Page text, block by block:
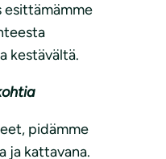
esittämämme
kestävältä.
pidämme
ja kattavana.